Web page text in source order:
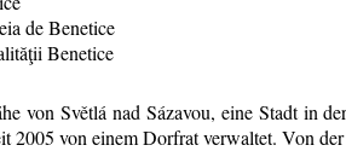
de Benetice
Benetice
von Světlá nad Sázavou, eine Stadt in
2005 von einem Dorfrat verwaltet. Von